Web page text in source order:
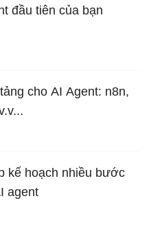
đầu tiên của bạn
cho AI Agent: n8n,
kế hoạch nhiều bước
agent